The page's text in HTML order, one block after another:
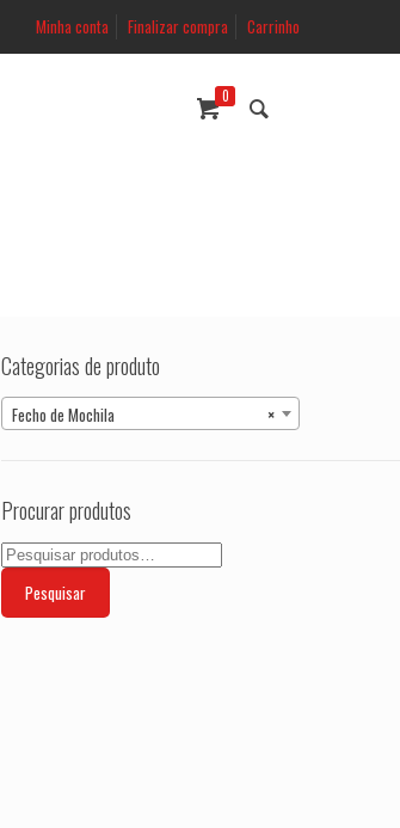
Minha conta Finalizar compra Carrinho
0
Categorias de produto
×
Fecho de Mochila
Procurar produtos
Pesquisar